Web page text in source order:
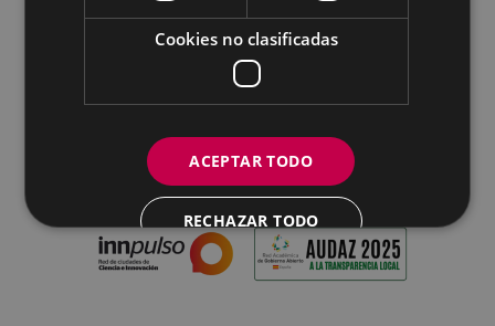
Tfnoa.: 943 70 84 00 / 010 | Faxa: 943 70 84 16 |
Cookies no clasificadas
ACEPTAR TODO
RECHAZAR TODO
MOSTRAR DETALLES